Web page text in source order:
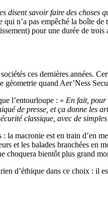
disent savoir faire des
qui n’a pas empêché la boîte
pour une durée de
ces dernières années.
géometrie quand Aer’Ness
l’entourloupe : « En fait, pour
de presse, et ça donne les
classique, avec de
la macronie est en train d’en
et les balades branchées en
choquera bientôt plus grand
d’éthique dans ce choix : il